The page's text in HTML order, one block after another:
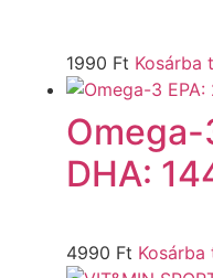
1990 Ft Kosárba
Omega-
DHA:
4990 Ft Kosárba